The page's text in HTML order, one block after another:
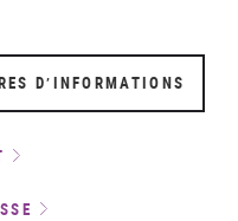
D’INFORMATIONS